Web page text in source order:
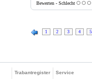
Bewerten - Schlecht
1 2 3 4 5
Trabantregister
Service